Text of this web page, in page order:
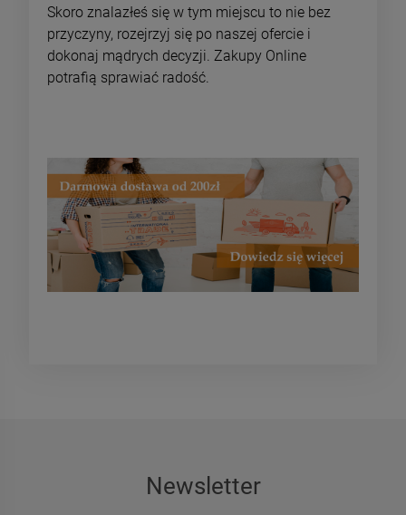
Skoro znalazłeś się w tym miejscu to nie bez
przyczyny, rozejrzyj się po naszej ofercie i
dokonaj mądrych decyzji. Zakupy Online
potrafią sprawiać radość.
Newsletter